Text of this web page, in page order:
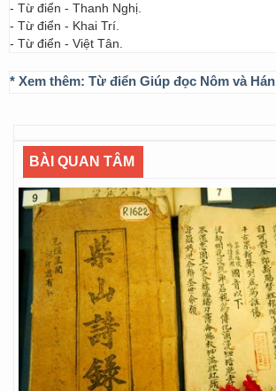
- Từ điển - Thanh Nghị.
- Từ điển - Khai Trí.
- Từ điển - Việt Tân.
* Xem thêm: Từ điển Giúp đọc Nôm và
BÀI QUAN TÂM